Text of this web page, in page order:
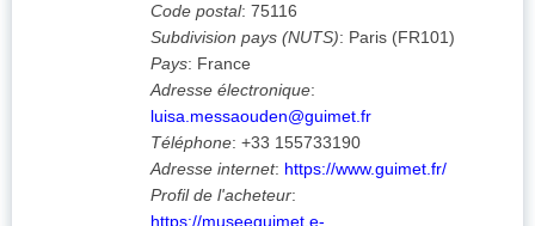
Code postal: 75116
Subdivision pays (NUTS): Paris (FR101)
Pays: France
Adresse électronique:
luisa.messaouden@guimet.fr
Téléphone: +33 155733190
Adresse internet: https://www.guimet.fr/
Profil de l'acheteur:
https://museeguimet.e-